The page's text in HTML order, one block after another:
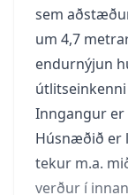
sem
um 4,7
endurnýjun
Inngangur
Húsnæðið er
tekur m.a.
verður í